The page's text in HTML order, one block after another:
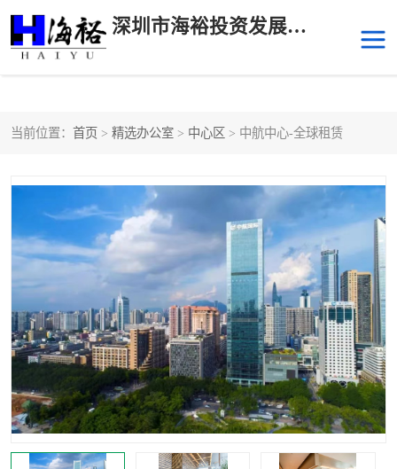
深圳市海裕投资发展有限公司
当前位置： 首页 > 精选办公室 > 中心区 > 中航中心-全球租赁
南山华侨城
前海 深圳湾科技生态园
福田中心区写字楼租赁 宝安中心区
深圳宝安 福田车公庙
罗湖水贝 南山南油
龙华 罗湖区
宝安区 西乡